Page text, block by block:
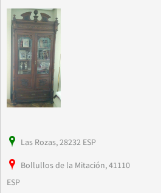
Las Rozas, 28232 ESP
Bollullos de la Mitación, 41110
ESP